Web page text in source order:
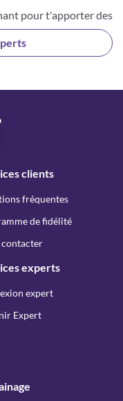
pour t'apporter des
clients
fréquentes
de fidélité
contacter
experts
expert
Expert